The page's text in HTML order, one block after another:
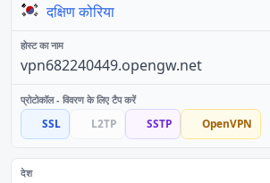
दक्षिण कोरिया
vpn682240449.opengw.net
SSL L2TP SSTP OpenVPN